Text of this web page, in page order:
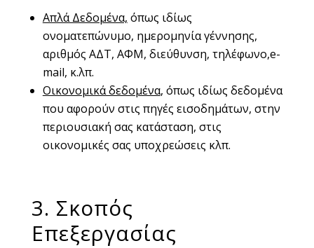
Απλά Δεδομένα, όπως ιδίως
ονοματεπώνυμο, ημερομηνία γέννησης,
αριθμός ΑΔΤ, ΑΦΜ, διεύθυνση, τηλέφωνο,e-
mail, κ.λπ.
Οικονομικά δεδομένα, όπως ιδίως δεδομένα
που αφορούν στις πηγές εισοδημάτων, στην
περιουσιακή σας κατάσταση, στις
οικονομικές σας υποχρεώσεις κλπ.
3. Σκοπός
Επεξεργασίας